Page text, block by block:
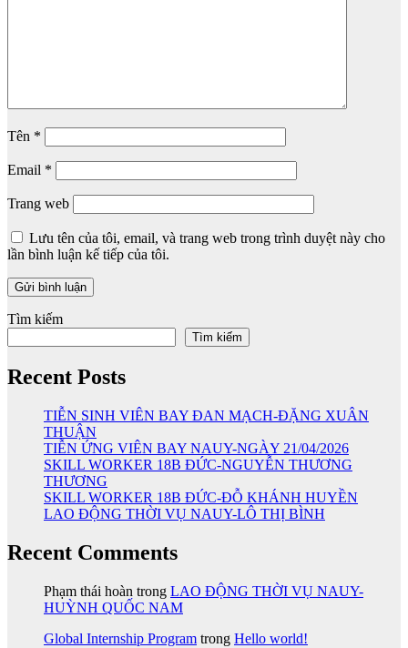
Tên *
Email *
Trang web
Lưu tên của tôi, email, và trang web trong trình duyệt này cho
lần bình luận kế tiếp của tôi.
Tìm kiếm
Tìm kiếm
Recent Posts
TIỄN SINH VIÊN BAY ĐAN MẠCH-ĐẶNG XUÂN
THUẬN
TIỄN ỨNG VIÊN BAY NAUY-NGÀY 21/04/2026
SKILL WORKER 18B ĐỨC-NGUYỄN THƯƠNG
THƯƠNG
SKILL WORKER 18B ĐỨC-ĐỖ KHÁNH HUYỀN
LAO ĐỘNG THỜI VỤ NAUY-LÔ THỊ BÌNH
Recent Comments
Phạm thái hoàn trong LAO ĐỘNG THỜI VỤ NAUY-
HUỲNH QUỐC NAM
Global Internship Program trong Hello world!